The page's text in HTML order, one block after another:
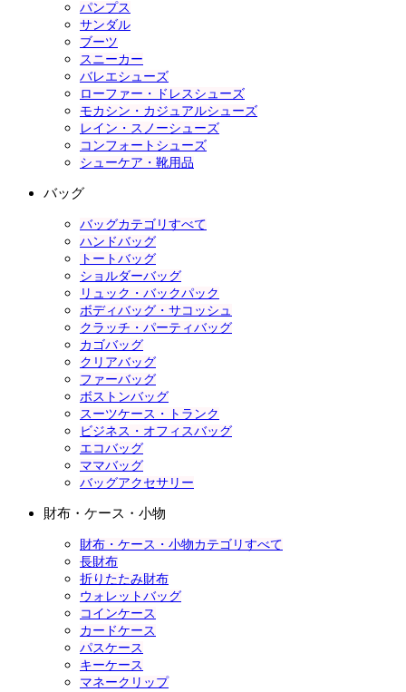
パンプス
サンダル
ブーツ
スニーカー
バレエシューズ
ローファー・ドレスシューズ
モカシン・カジュアルシューズ
レイン・スノーシューズ
コンフォートシューズ
シューケア・靴用品
バッグ
バッグカテゴリすべて
ハンドバッグ
トートバッグ
ショルダーバッグ
リュック・バックパック
ボディバッグ・サコッシュ
クラッチ・パーティバッグ
カゴバッグ
クリアバッグ
ファーバッグ
ボストンバッグ
スーツケース・トランク
ビジネス・オフィスバッグ
エコバッグ
ママバッグ
バッグアクセサリー
財布・ケース・小物
財布・ケース・小物カテゴリすべて
長財布
折りたたみ財布
ウォレットバッグ
コインケース
カードケース
パスケース
キーケース
マネークリップ